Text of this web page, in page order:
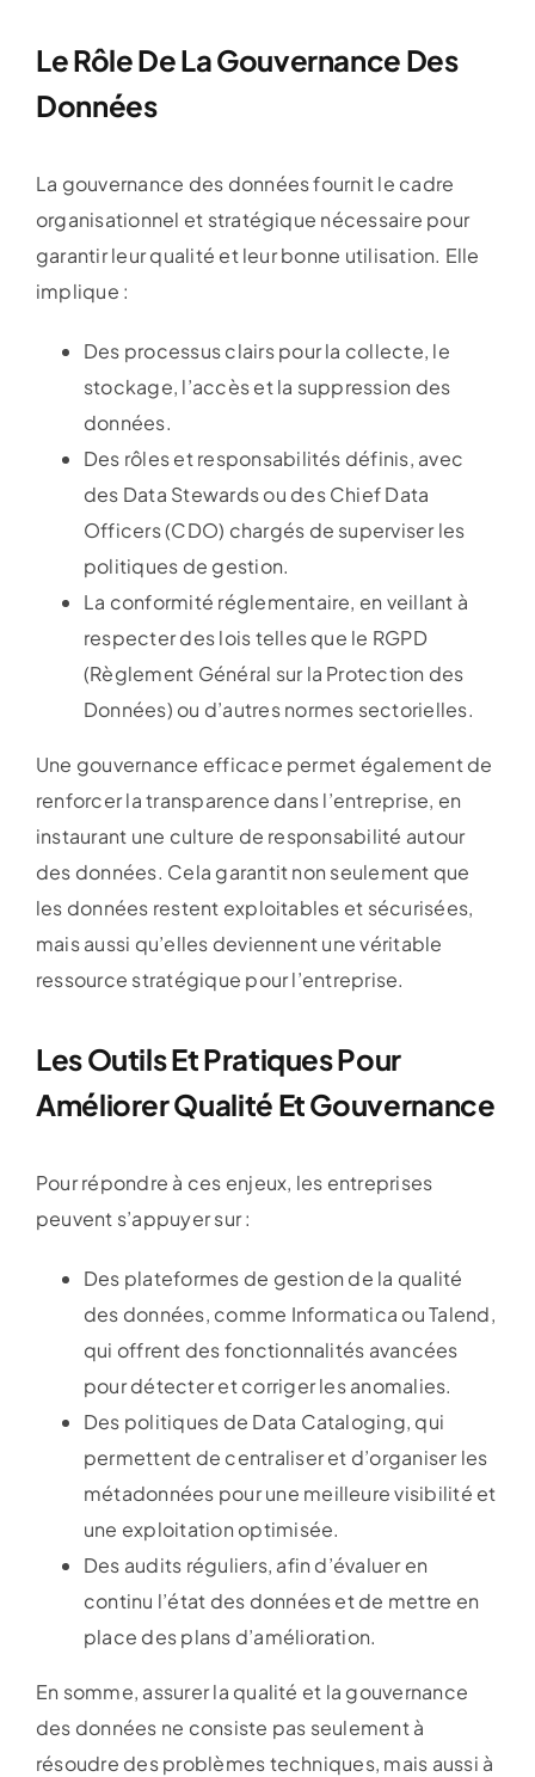
Le Rôle De La Gouvernance Des
Données
La gouvernance des données fournit le cadre
organisationnel et stratégique nécessaire pour
garantir leur qualité et leur bonne utilisation. Elle
implique :
Des processus clairs pour la collecte, le
stockage, l’accès et la suppression des
données.
Des rôles et responsabilités définis, avec
des Data Stewards ou des Chief Data
Officers (CDO) chargés de superviser les
politiques de gestion.
La conformité réglementaire, en veillant à
respecter des lois telles que le RGPD
(Règlement Général sur la Protection des
Données) ou d’autres normes sectorielles.
Une gouvernance efficace permet également de
renforcer la transparence dans l’entreprise, en
instaurant une culture de responsabilité autour
des données. Cela garantit non seulement que
les données restent exploitables et sécurisées,
mais aussi qu’elles deviennent une véritable
ressource stratégique pour l’entreprise.
Les Outils Et Pratiques Pour
Améliorer Qualité Et Gouvernance
Pour répondre à ces enjeux, les entreprises
peuvent s’appuyer sur :
Des plateformes de gestion de la qualité
des données, comme Informatica ou Talend,
qui offrent des fonctionnalités avancées
pour détecter et corriger les anomalies.
Des politiques de Data Cataloging, qui
permettent de centraliser et d’organiser les
métadonnées pour une meilleure visibilité et
une exploitation optimisée.
Des audits réguliers, afin d’évaluer en
continu l’état des données et de mettre en
place des plans d’amélioration.
En somme, assurer la qualité et la gouvernance
des données ne consiste pas seulement à
résoudre des problèmes techniques, mais aussi à